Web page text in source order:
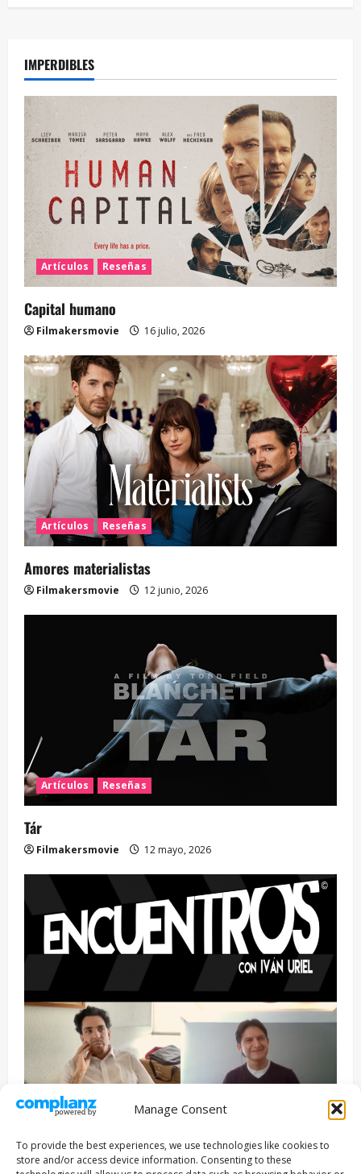
Manage Consent
To provide the best experiences, we use technologies like cookies to
store and/or access device information. Consenting to these
IMPERDIBLES
Artículos Reseñas
Capital humano
Filmakersmovie 16 julio, 2026
Artículos Reseñas
Amores materialistas
Filmakersmovie 12 junio, 2026
Artículos Reseñas
Tár
Filmakersmovie 12 mayo, 2026
Entrevista Series
ENCUENTROS CON IVÁN URIEL T3E22: JUAN PATRICIO